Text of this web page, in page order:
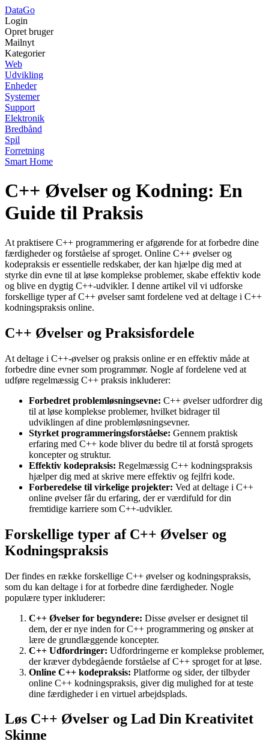
DataGo
Login
Opret bruger
Mailnyt
Kategorier
Web
Udvikling
Enheder
Systemer
Support
Elektronik
Bredbånd
Spil
Forretning
Smart Home
C++ Øvelser og Kodning: En
Guide til Praksis
At praktisere C++ programmering er afgørende for at forbedre dine
færdigheder og forståelse af sproget. Online C++ øvelser og
kodepraksis er essentielle redskaber, der kan hjælpe dig med at
styrke din evne til at løse komplekse problemer, skabe effektiv kode
og blive en dygtig C++-udvikler. I denne artikel vil vi udforske
forskellige typer af C++ øvelser samt fordelene ved at deltage i C++
kodningspraksis online.
C++ Øvelser og Praksisfordele
At deltage i C++-øvelser og praksis online er en effektiv måde at
forbedre dine evner som programmør. Nogle af fordelene ved at
udføre regelmæssig C++ praksis inkluderer:
Forbedret problemløsningsevne: C++ øvelser udfordrer dig
til at løse komplekse problemer, hvilket bidrager til
udviklingen af dine problemløsningsevner.
Styrket programmeringsforståelse: Gennem praktisk
erfaring med C++ kode bliver du bedre til at forstå sprogets
koncepter og struktur.
Effektiv kodepraksis: Regelmæssig C++ kodningspraksis
hjælper dig med at skrive mere effektiv og fejlfri kode.
Forberedelse til virkelige projekter: Ved at deltage i C++
online øvelser får du erfaring, der er værdifuld for din
fremtidige karriere som C++-udvikler.
Forskellige typer af C++ Øvelser og
Kodningspraksis
Der findes en række forskellige C++ øvelser og kodningspraksis,
som du kan deltage i for at forbedre dine færdigheder. Nogle
populære typer inkluderer:
C++ Øvelser for begyndere: Disse øvelser er designet til
dem, der er nye inden for C++ programmering og ønsker at
lære de grundlæggende koncepter.
C++ Udfordringer: Udfordringerne er komplekse problemer,
der kræver dybdegående forståelse af C++ sproget for at løse.
Online C++ kodepraksis: Platforme og sider, der tilbyder
online C++ kodningspraksis, giver dig mulighed for at teste
dine færdigheder i en virtuel arbejdsplads.
Løs C++ Øvelser og Lad Din Kreativitet
Skinne